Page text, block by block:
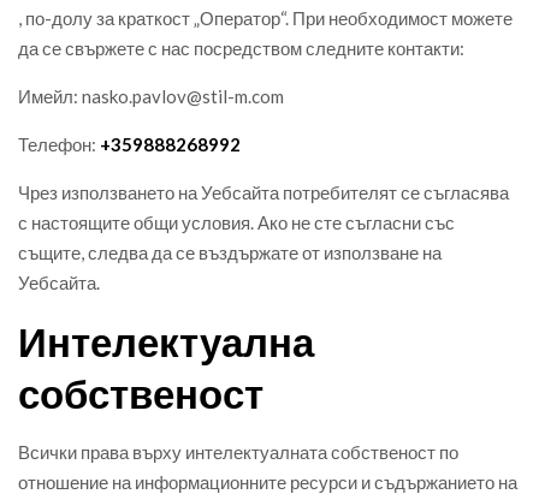
, по-долу за краткост „Оператор“. При необходимост можете
да се свържете с нас посредством следните контакти:
Имейл: nasko.pavlov@stil-m.com
Телефон: +359888268992
Чрез използването на Уебсайта потребителят се съгласява
с настоящите общи условия. Ако не сте съгласни със
същите, следва да се въздържате от използване на
Уебсайта.
Интелектуална
собственост
Всички права върху интелектуалната собственост по
отношение на информационните ресурси и съдържанието на